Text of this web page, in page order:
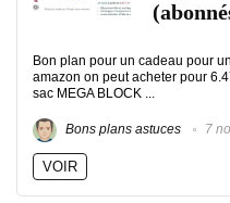
Bon plan pour un cadeau pour
amazon on peut acheter pour
sac MEGA BLOCK ...
Bons plans astuces 7
VOIR